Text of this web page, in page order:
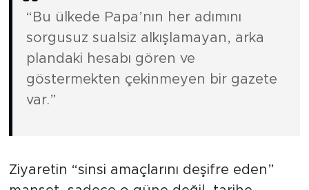
“Bu ülkede Papa’nın her adımını
sorgusuz sualsiz alkışlamayan, arka
plandaki hesabı gören ve
göstermekten çekinmeyen bir gazete
var.”
Ziyaretin “sinsi amaçlarını deşifre eden”